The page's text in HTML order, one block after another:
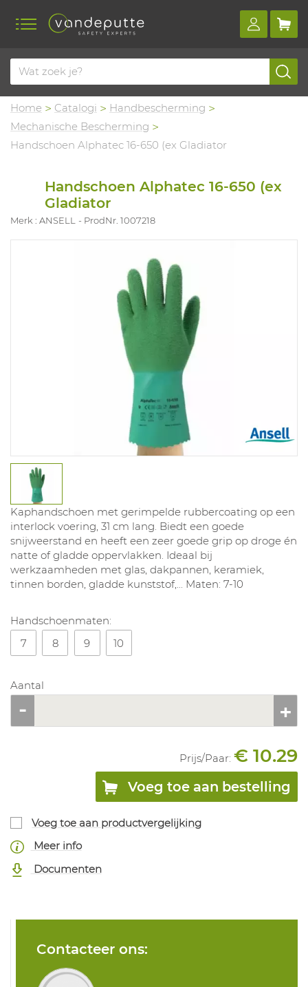
Home Catalogi
Handbescherming
Mechanische Bescherming
Handschoen Alphatec 16-650 (ex Gladiator
Handschoen Alphatec 16-650 (ex
Gladiator
Merk : ANSELL ProdNr. 1007218
Kaphandschoen met gerimpelde rubbercoating op een
interlock voering, 31 cm lang. Biedt een goede
snijweerstand en heeft een zeer goede grip op droge én
natte of gladde oppervlakken. Ideaal bij
werkzaamheden met glas, dakpannen, keramiek,
tinnen borden, gladde kunststof,... Maten: 7-10
Handschoenmaten:
7
8 9 10
Aantal
Prijs/Paar: € 10.29
Voeg toe aan bestelling
Voeg toe aan productvergelijking
Meer info
Documenten
Contacteer ons: